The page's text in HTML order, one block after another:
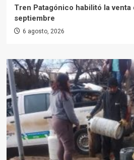
Tren Patagónico habilitó la venta
septiembre
6 agosto, 2026